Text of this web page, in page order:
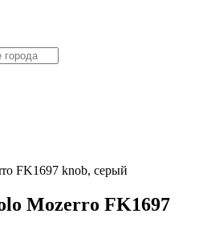
FK1697 knob, серый
Mozerro FK1697